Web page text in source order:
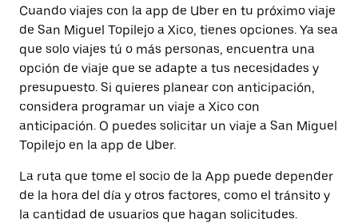
Cuando viajes con la app de Uber en tu próximo viaje
de San Miguel Topilejo a Xico, tienes opciones. Ya sea
que solo viajes tú o más personas, encuentra una
opción de viaje que se adapte a tus necesidades y
presupuesto. Si quieres planear con anticipación,
considera programar un viaje a Xico con
anticipación. O puedes solicitar un viaje a San Miguel
Topilejo en la app de Uber.
La ruta que tome el socio de la App puede depender
de la hora del día y otros factores, como el tránsito y
la cantidad de usuarios que hagan solicitudes.